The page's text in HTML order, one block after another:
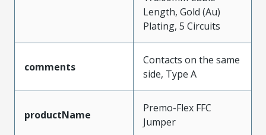
Length, Gold (Au)
Plating, 5 Circuits
comments
Contacts on the same
side, Type A
productName
Premo-Flex FFC
Jumper